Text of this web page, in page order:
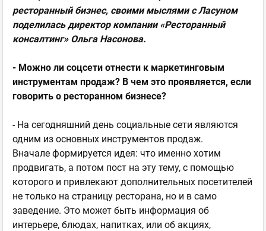
ресторанный бизнес, своими мыслями с Ласуном
поделилась директор компании «Ресторанный
консалтинг» Ольга Насонова.
- Можно ли соцсети отнести к маркетинговым
инструментам продаж? В чем это проявляется, если
говорить о ресторанном бизнесе?
- На сегодняшний день социальные сети являются
одним из основных инструментов продаж.
Вначале формируется идея: что именно хотим
продвигать, а потом пост на эту тему, с помощью
которого и привлекают дополнительных посетителей
не только на страницу ресторана, но и в само
заведение. Это может быть информация об
интерьере, блюдах, напитках, или об акциях,